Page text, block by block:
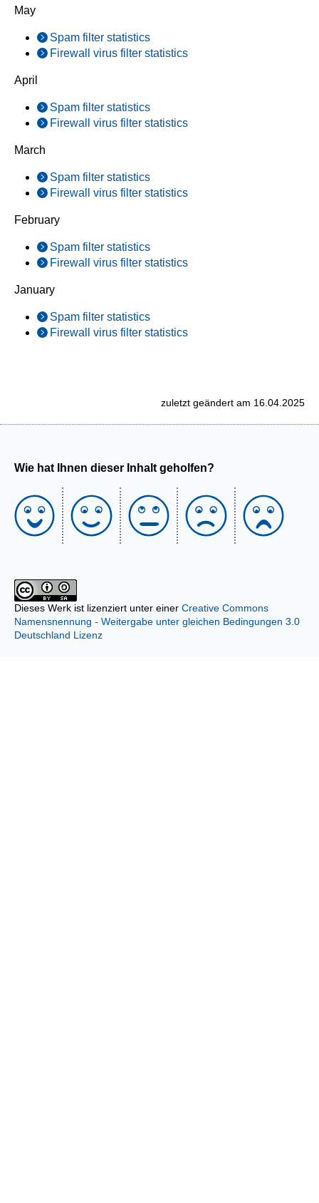
May
Spam filter statistics
Firewall virus filter statistics
April
Spam filter statistics
Firewall virus filter statistics
March
Spam filter statistics
Firewall virus filter statistics
February
Spam filter statistics
Firewall virus filter statistics
January
Spam filter statistics
Firewall virus filter statistics
zuletzt geändert am 16.04.2025
Wie hat Ihnen dieser Inhalt geholfen?
Dieses Werk ist lizenziert unter einer Creative Commons
Namensnennung - Weitergabe unter gleichen Bedingungen 3.0
Deutschland Lizenz